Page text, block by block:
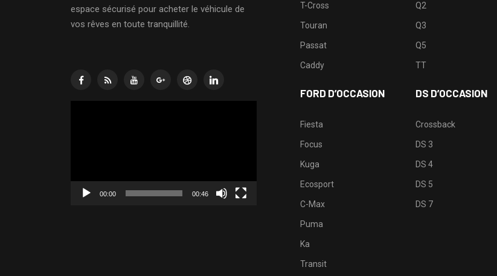
espace sécurisé pour acheter le véhicule de
vos rêves en toute tranquillité.
00:00 00:46
T-Cross
Touran
Passat
Caddy
FORD D’OCCASION
Fiesta
Focus
Kuga
Ecosport
C-Max
Puma
Ka
Transit
Q2
Q3
Q5
TT
DS D’OCCASION
Crossback
DS 3
DS 4
DS 5
DS 7